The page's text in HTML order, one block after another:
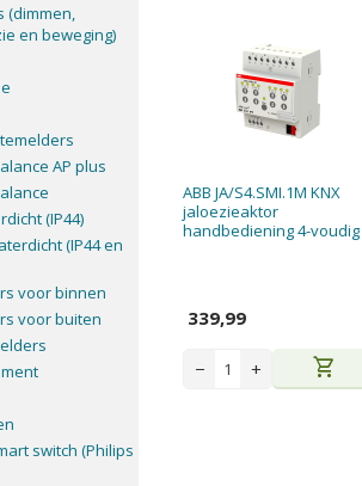
ABB JA/S4.SMI.1M KNX
jaloezieaktor
handbediening 4-voudig
339,99
− + shopping_cart
(dimmen,
en beweging)
AP plus
(IP44)
(IP44 en
voor binnen
voor buiten
switch (Philips